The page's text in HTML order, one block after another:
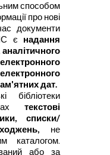
способом
про нові
документи
є надання
дат.
бібліотеки
текстові
списки/
не
каталогом.
або за